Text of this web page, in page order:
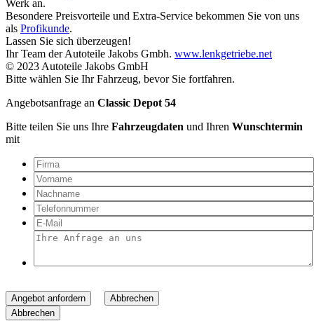
Werk an.
Besondere Preisvorteile und Extra-Service bekommen Sie von uns
als Profikunde.
Lassen Sie sich überzeugen!
Ihr Team der Autoteile Jakobs Gmbh. www.lenkgetriebe.net
© 2023 Autoteile Jakobs GmbH
Bitte wählen Sie Ihr Fahrzeug, bevor Sie fortfahren.
Angebotsanfrage an Classic Depot 54
Bitte teilen Sie uns Ihre Fahrzeugdaten und Ihren Wunschtermin
mit
Angebot anfordern
Abbrechen
Abbrechen